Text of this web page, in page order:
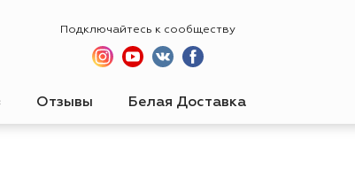
Подключайтесь к сообществу
Отзывы Белая Доставка